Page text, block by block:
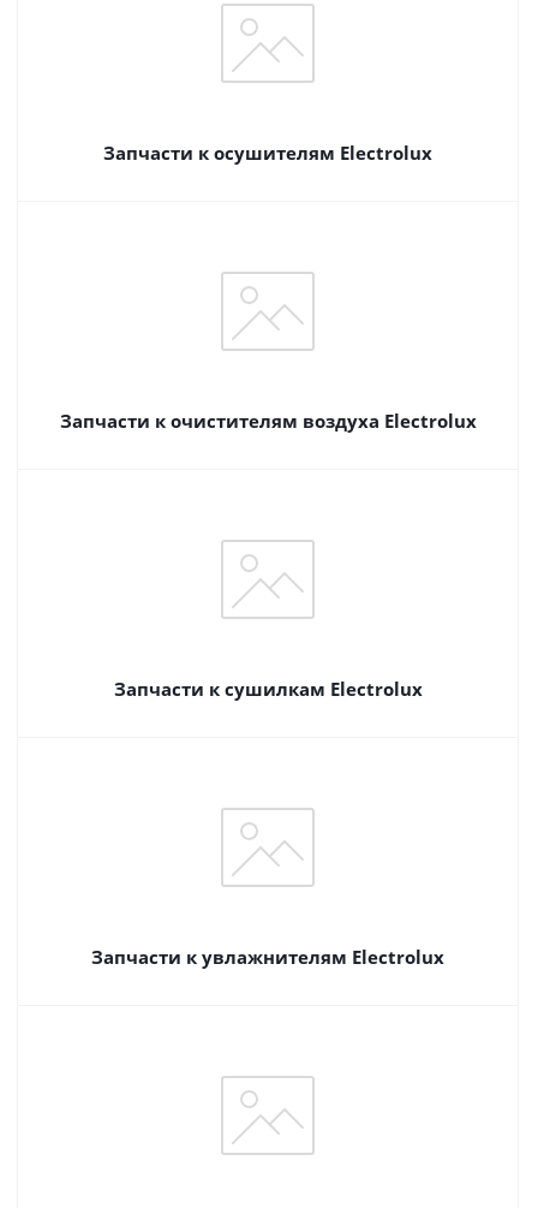
Запчасти к осушителям Electrolux
Запчасти к очистителям воздуха Electrolux
Запчасти к сушилкам Electrolux
Запчасти к увлажнителям Electrolux